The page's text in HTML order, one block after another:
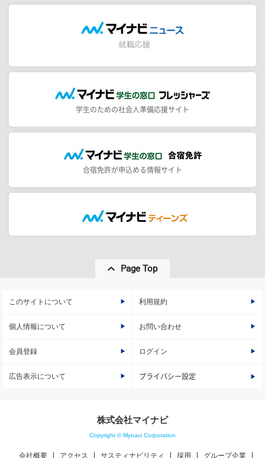
学生のための社会人準備応援サイト
合宿免許が申込める情報サイト
Page Top
このサイトについて 利用規約
個人情報について お問い合わせ
会員登録 ログイン
広告表示について プライバシー設定
株式会社マイナビ
Copyright © Mynavi Corporation
会社概要 アクセス サスティナビリティ 採用 グループ企業